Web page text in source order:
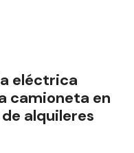
eléctrica
camioneta en
alquileres